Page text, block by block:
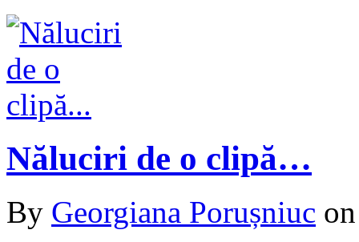
Năluciri de o clipă…
By Georgiana Porușniuc